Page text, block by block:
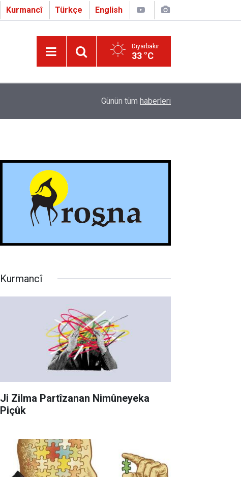
Kurmancî Türkçe English
Diyarbakır
33 °C
Çapo 3. o Hîrakerde yê Ferhengê Zazakî-Tirkî
Günün tüm haberleri
Kurmancî
Ji Zilma Partîzanan Nimûneyeka
Piçûk